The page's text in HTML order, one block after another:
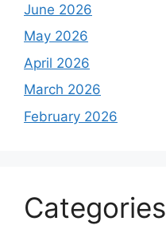
June 2026
May 2026
April 2026
March 2026
February 2026
Categories